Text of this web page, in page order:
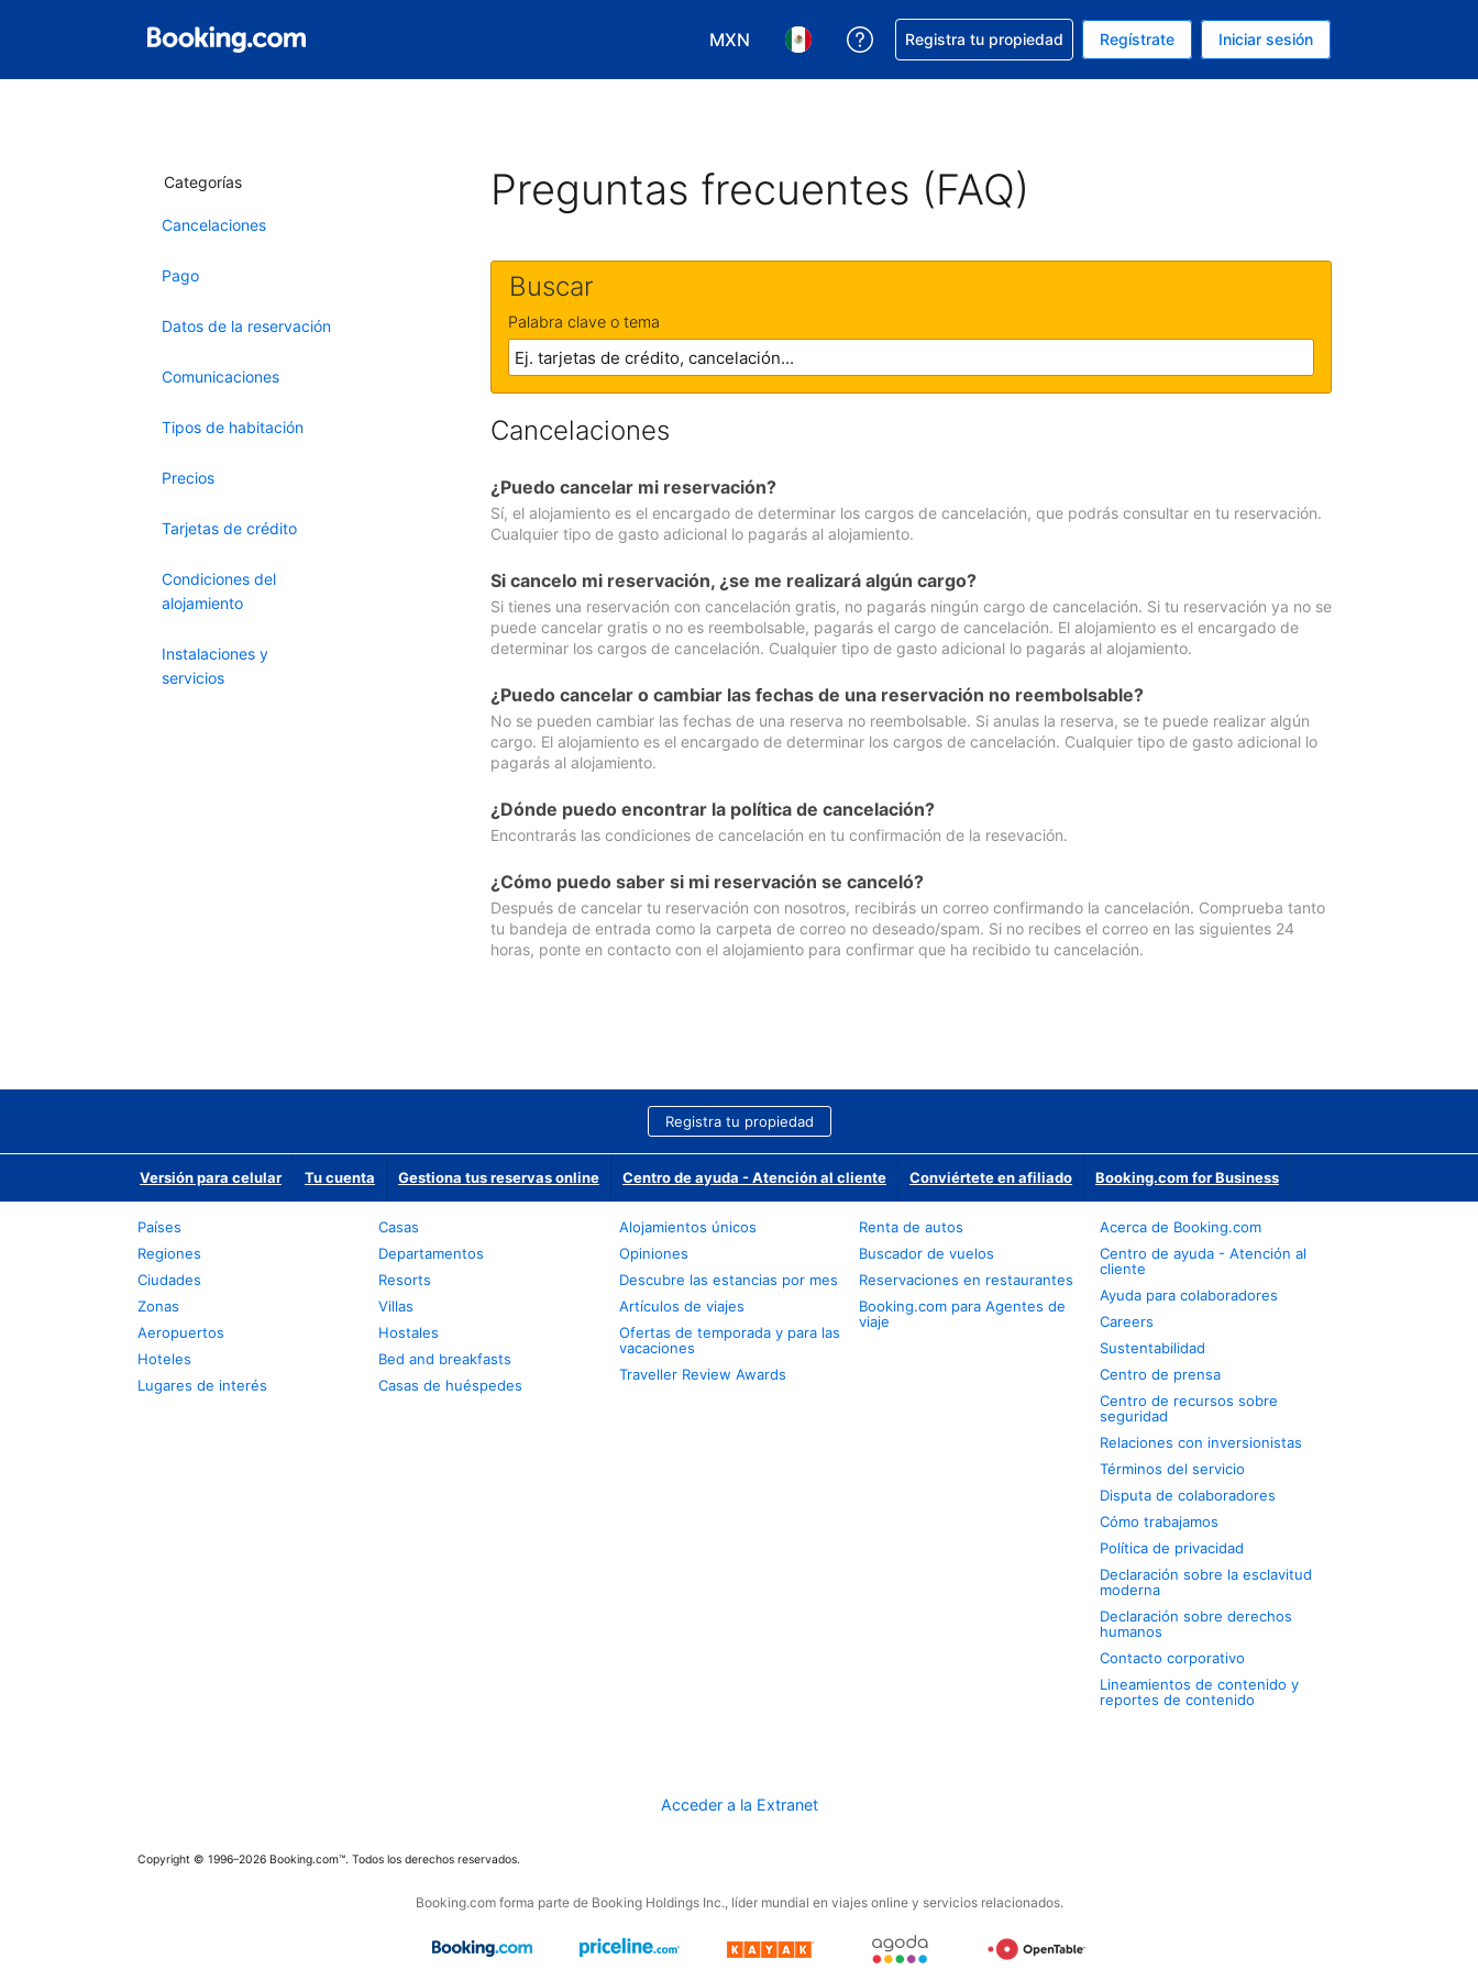
MXN
Elegir tu moneda. Tu moneda actual es Peso mexicano
Elegir el idioma que prefieres. Tu idioma actual es Español (México)
Obtener ayuda con la reservación
Registra tu propiedad Regístrate Iniciar sesión
Categorías
Cancelaciones
Pago
Datos de la reservación
Comunicaciones
Tipos de habitación
Precios
Tarjetas de crédito
Condiciones del
alojamiento
Instalaciones y
servicios
Preguntas frecuentes (FAQ)
Buscar
Palabra clave o tema
Cancelaciones
¿Puedo cancelar mi reservación?
Sí, el alojamiento es el encargado de determinar los cargos de cancelación, que podrás consultar en tu reservación.
Cualquier tipo de gasto adicional lo pagarás al alojamiento.
Si cancelo mi reservación, ¿se me realizará algún cargo?
Si tienes una reservación con cancelación gratis, no pagarás ningún cargo de cancelación. Si tu reservación ya no se
puede cancelar gratis o no es reembolsable, pagarás el cargo de cancelación. El alojamiento es el encargado de
determinar los cargos de cancelación. Cualquier tipo de gasto adicional lo pagarás al alojamiento.
¿Puedo cancelar o cambiar las fechas de una reservación no reembolsable?
No se pueden cambiar las fechas de una reserva no reembolsable. Si anulas la reserva, se te puede realizar algún
cargo. El alojamiento es el encargado de determinar los cargos de cancelación. Cualquier tipo de gasto adicional lo
pagarás al alojamiento.
¿Dónde puedo encontrar la política de cancelación?
Encontrarás las condiciones de cancelación en tu confirmación de la resevación.
¿Cómo puedo saber si mi reservación se canceló?
Después de cancelar tu reservación con nosotros, recibirás un correo confirmando la cancelación. Comprueba tanto
tu bandeja de entrada como la carpeta de correo no deseado/spam. Si no recibes el correo en las siguientes 24
horas, ponte en contacto con el alojamiento para confirmar que ha recibido tu cancelación.
Registra tu propiedad
Versión para celular Tu cuenta Gestiona tus reservas online Centro de ayuda - Atención al cliente Conviértete en afiliado Booking.com for Business
Países
Regiones
Ciudades
Zonas
Aeropuertos
Hoteles
Lugares de interés
Casas
Departamentos
Resorts
Villas
Hostales
Bed and breakfasts
Casas de huéspedes
Alojamientos únicos
Opiniones
Descubre las estancias por mes
Artículos de viajes
Ofertas de temporada y para las
vacaciones
Traveller Review Awards
Renta de autos
Buscador de vuelos
Reservaciones en restaurantes
Booking.com para Agentes de
viaje
Acerca de Booking.com
Centro de ayuda - Atención al
cliente
Ayuda para colaboradores
Careers
Sustentabilidad
Centro de prensa
Centro de recursos sobre
seguridad
Relaciones con inversionistas
Términos del servicio
Disputa de colaboradores
Cómo trabajamos
Política de privacidad
Declaración sobre la esclavitud
moderna
Declaración sobre derechos
humanos
Contacto corporativo
Lineamientos de contenido y
reportes de contenido
Acceder a la Extranet
Copyright © 1996–2026 Booking.com™. Todos los derechos reservados.
Booking.com forma parte de Booking Holdings Inc., líder mundial en viajes online y servicios relacionados.